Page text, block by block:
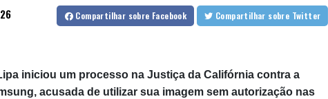
Compartilhar sobre Facebook Compartilhar sobre Twitter
iniciou um processo na Justiça da Califórnia contra a
acusada de utilizar sua imagem sem autorização nas